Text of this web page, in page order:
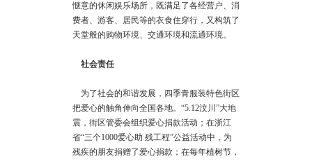
惬意的休闲娱乐场所，既满足了各经营户、消
费者、游客、居民等的衣食住穿行，又构筑了
天堂般的购物环境、交通环境和流通环境。
社会责任
为了社会的和谐发展，四季青服装特色街区
把爱心的触角伸向全国各地。“5.12汶川”大地
震，街区管委会组织爱心捐款活动；在浙江
省“三个1000爱心助 残工程”公益活动中，为
残疾的朋友捐赠了爱心捐款；在每年植树节，